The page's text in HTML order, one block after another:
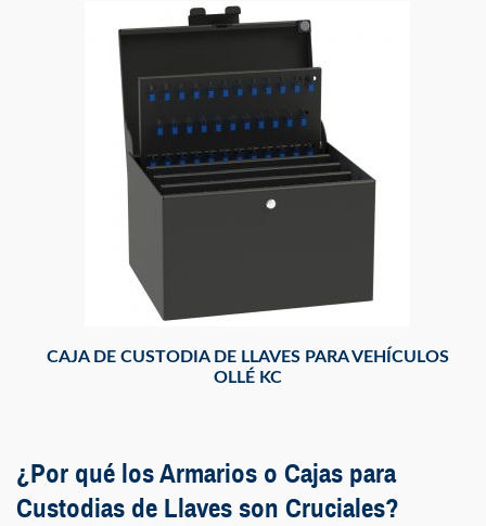
CAJA DE CUSTODIA DE LLAVES PARA VEHÍCULOS
OLLÉ KC
¿Por qué los Armarios o Cajas para
Custodias de Llaves son Cruciales?